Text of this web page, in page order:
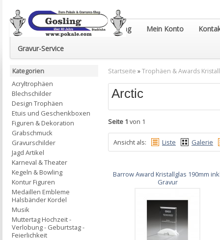
Euro-Pokale & Gravur-Shop Gosling Mein Konto
Gravur-Service
Startseite »Trophäen & Awards Kristall
Arctic
Seite 1 von 1
Ansicht als: Liste Galerie
Barrow Award Kristallglas 190mm
Gravur
Kategorien
Acryltrophäen
Blechschilder
Design Trophäen
Etuis und Geschenkboxen
Figuren & Dekoration
Grabschmuck
Gravurschilder
Jagd Artikel
Karneval & Theater
Kegeln & Bowling
Kontur Figuren
Medaillen Embleme
Halsbänder Kordel
Musik
Muttertag Hochzeit -
Verlobung - Geburtstag -
Feierlichkeit